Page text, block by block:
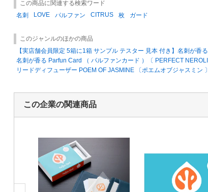
この商品に関連する検索ワード
名刺
LOVE パルファン CITRUS 枚 ガード
このジャンルのほかの商品
【実店舗会員限定 5箱に1箱 サンプル テスター 見本 付き】名刺が香
名刺が香る Parfun Card （ パルファンカード ）〔 PERFECT
リードディフューザー POEM OF JASMINE 〔ポエムオブジャスミン
この企業の関連商品